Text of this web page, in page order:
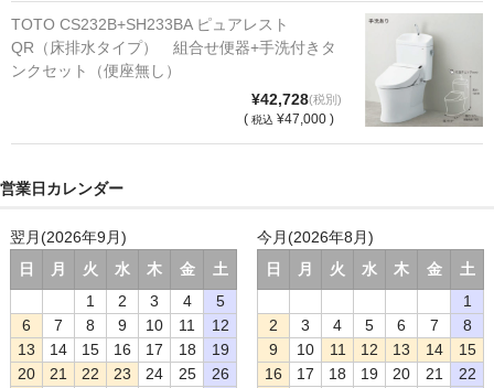
TOTO CS232B+SH233BA ピュアレスト
QR（床排水タイプ） 組合せ便器+手洗付きタ
ンクセット（便座無し）
¥42,728(税別)
( 税込 ¥47,000 )
営業日カレンダー
今月(2026年8月)
日
月 火 水 木 金
土
1
2
3 4 5 6 7
8
9
10 11 12 13 14
15
16
17 18 19 20 21
22
翌月(2026年9月)
日
月 火 水 木 金
土
1
2 3 4
5
6
7 8 9 10 11
12
13
14 15 16 17 18
19
20
21 22 23 24 25
26